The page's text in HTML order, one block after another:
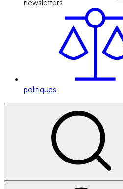
newsletters
politiques